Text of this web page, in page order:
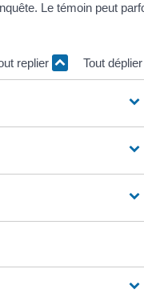
Le témoin peut
replier Tout déplier